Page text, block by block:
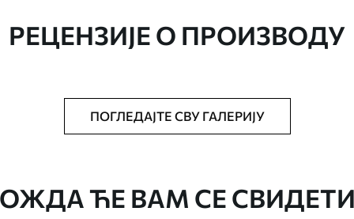
величини, исечена на идентичне
меким сунђером. Позадине са
РЕЦЕНЗИЈЕ О ПРОИЗВОДУ
ПОГЛЕДАЈТЕ СВУ ГАЛЕРИЈУ
ЋЕ ВАМ СЕ